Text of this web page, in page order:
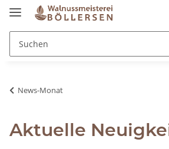
News-Monat
Aktuelle